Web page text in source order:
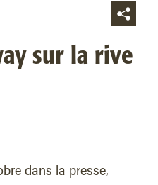
sur la rive
dans la presse,